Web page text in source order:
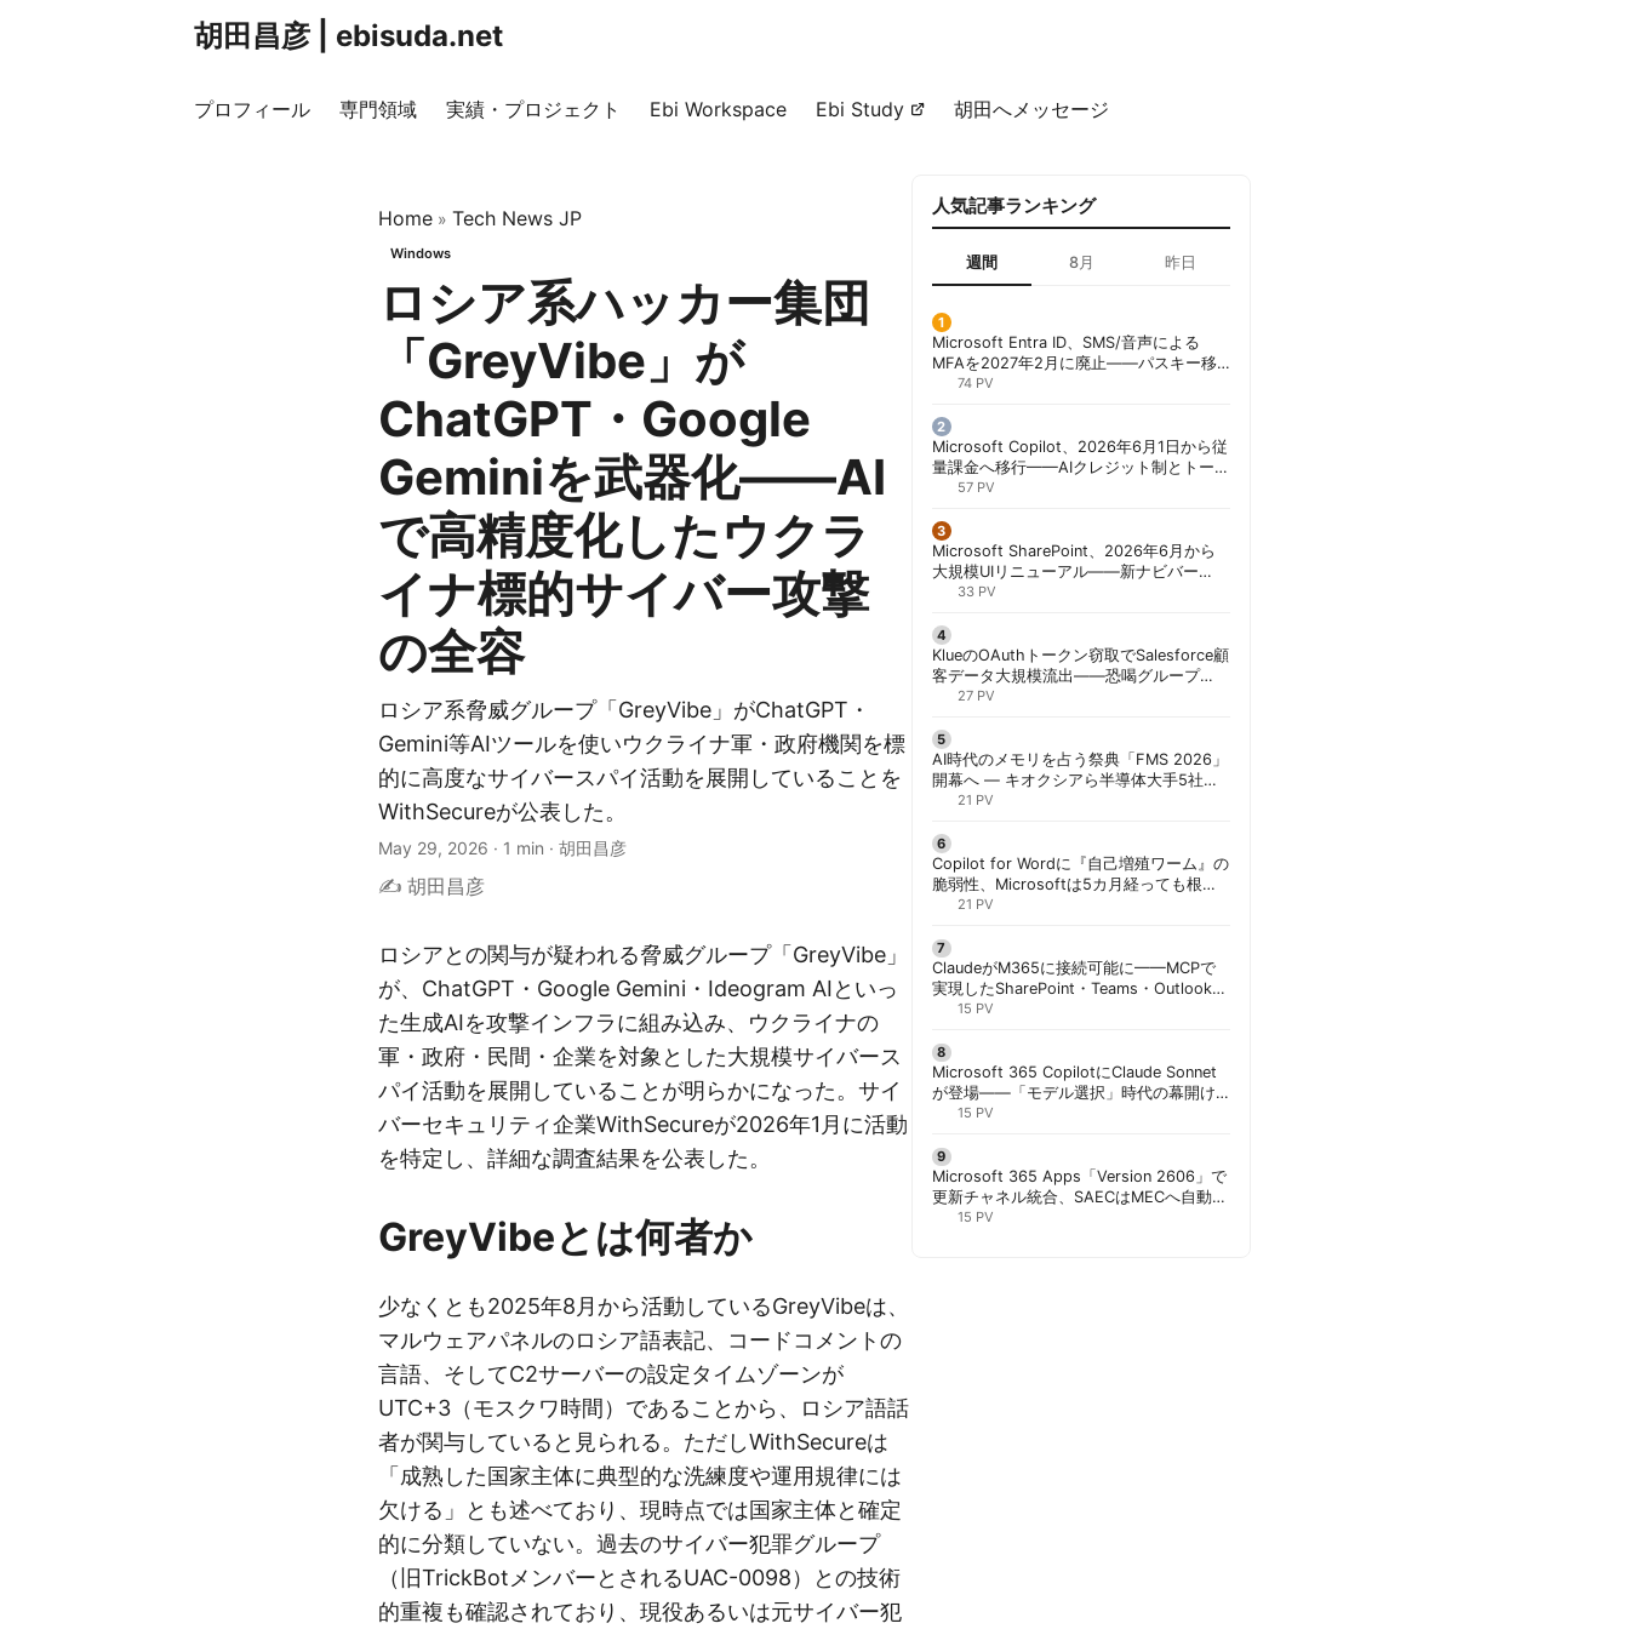
胡田昌彦 | ebisuda.net
プロフィール 専門領域 実績・プロジェクト Ebi Workspace Ebi Study 胡田へメッセージ
Home » Tech News JP
Windows
ロシア系ハッカー集団
「GreyVibe」が
ChatGPT・Google
Geminiを武器化——AI
で高精度化したウクラ
イナ標的サイバー攻撃
の全容
ロシア系脅威グループ「GreyVibe」がChatGPT・
Gemini等AIツールを使いウクライナ軍・政府機関を標
的に高度なサイバースパイ活動を展開していることを
WithSecureが公表した。
May 29, 2026 · 1 min · 胡田昌彦
✍️ 胡田昌彦
ロシアとの関与が疑われる脅威グループ「GreyVibe」
が、ChatGPT・Google Gemini・Ideogram AIといっ
た生成AIを攻撃インフラに組み込み、ウクライナの
軍・政府・民間・企業を対象とした大規模サイバース
パイ活動を展開していることが明らかになった。サイ
バーセキュリティ企業WithSecureが2026年1月に活動
を特定し、詳細な調査結果を公表した。
GreyVibeとは何者か
少なくとも2025年8月から活動しているGreyVibeは、
マルウェアパネルのロシア語表記、コードコメントの
言語、そしてC2サーバーの設定タイムゾーンが
UTC+3（モスクワ時間）であることから、ロシア語話
者が関与していると見られる。ただしWithSecureは
「成熟した国家主体に典型的な洗練度や運用規律には
欠ける」とも述べており、現時点では国家主体と確定
的に分類していない。過去のサイバー犯罪グループ
（旧TrickBotメンバーとされるUAC-0098）との技術
的重複も確認されており、現役あるいは元サイバー犯
人気記事ランキング
週間 8月 昨日
Microsoft Entra ID、SMS/音声による
MFAを2027年2月に廃止——パスキー移
行が既定に | 胡田昌彦
74 PV
Microsoft Copilot、2026年6月1日から従
量課金へ移行——AIクレジット制とトーク
ンコストで「メーターショック」を回避
57 PV
Microsoft SharePoint、2026年6月から
大規模UIリニューアル——新ナビバー
「Discover/Publish/Build」とAI機能を段
33 PV
KlueのOAuthトークン窃取でSalesforce顧
客データ大規模流出——恐喝グループ
「Icarus」が犯行声明 | 胡田昌彦
27 PV
AI時代のメモリを占う祭典「FMS 2026」
開幕へ ― キオクシアら半導体大手5社が
基調講演に集結 | 胡田昌彦
21 PV
Copilot for Wordに『自己増殖ワーム』の
脆弱性、Microsoftは5カ月経っても根本
対策できず | 胡田昌彦
21 PV
ClaudeがM365に接続可能に——MCPで
実現したSharePoint・Teams・Outlook連
携、セキュリティと実務への影響を読み
15 PV
Microsoft 365 CopilotにClaude Sonnet
が登場——「モデル選択」時代の幕開け
と管理者が知るべき注意点 | 胡田昌彦
15 PV
Microsoft 365 Apps「Version 2606」で
更新チャネル統合、SAECはMECへ自動移
行 | 胡田昌彦
15 PV